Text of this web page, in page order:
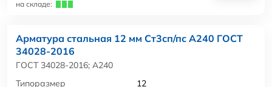
на складе:
Арматура стальная 12 мм Ст3сп/пс А240 ГОСТ
34028-2016
ГОСТ 34028-2016; А240
Типоразмер
12